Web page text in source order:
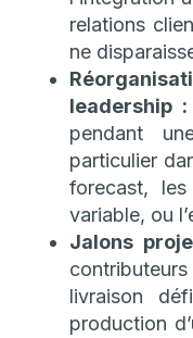
relations
ne
leadership :
pendant
particulier
forecast,
variable, ou
Jalons
livraison
production